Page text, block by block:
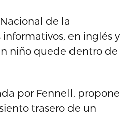
de la
en inglés y
niño quede dentro de
por Fennell, propone
trasero de un